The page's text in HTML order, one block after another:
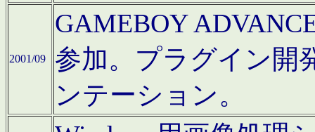
2001/09
GAMEBOY
参加。プラグイン開
ンテーション。